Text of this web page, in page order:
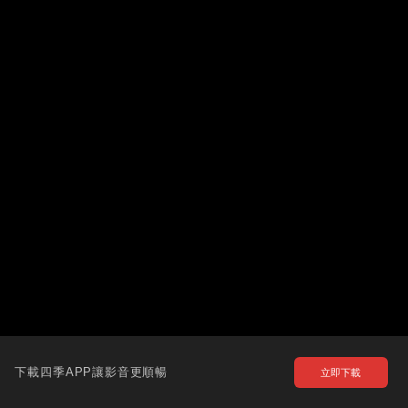
下載四季APP讓影音更順暢 立即下載